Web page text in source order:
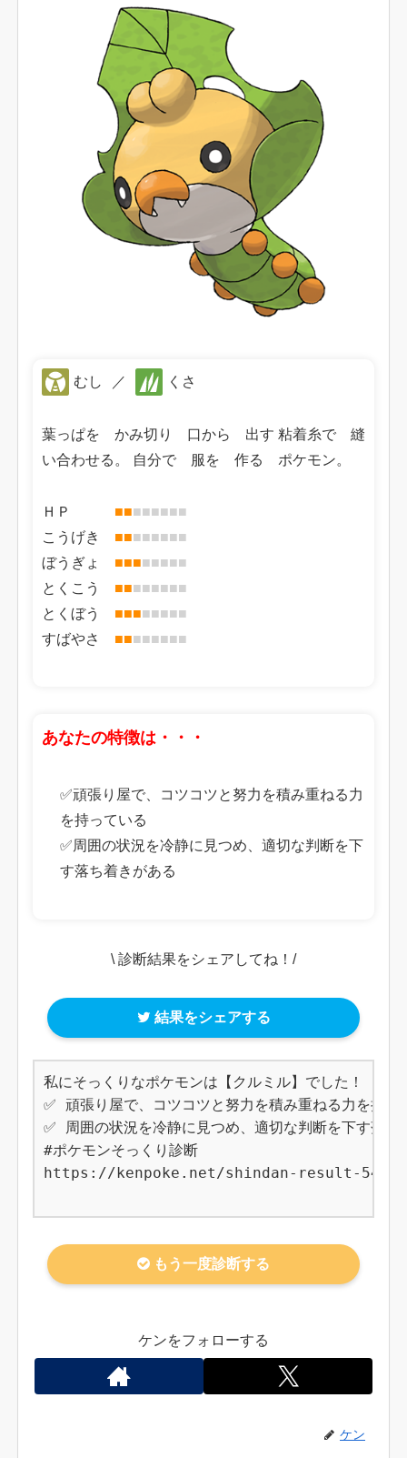
むし ／ くさ
葉っぱを かみ切り 口から 出す 粘着糸で 縫
い合わせる。 自分で 服を 作る ポケモン。
ＨＰ ■■■■■■■■
こうげき ■■■■■■■■
ぼうぎょ ■■■■■■■■
とくこう ■■■■■■■■
とくぼう ■■■■■■■■
すばやさ ■■■■■■■■
あなたの特徴は・・・
✅頑張り屋で、コツコツと努力を積み重ねる力
を持っている
✅周囲の状況を冷静に見つめ、適切な判断を下
す落ち着きがある
\ 診断結果をシェアしてね！/
結果をシェアする
私にそっくりなポケモンは【クルミル】でした！
✅ 頑張り屋で、コツコツと努力を積み重ねる力を持っ
✅ 周囲の状況を冷静に見つめ、適切な判断を下す落ち
#ポケモンそっくり診断
https://kenpoke.net/shindan-result-540
もう一度診断する
ケンをフォローする
ケン